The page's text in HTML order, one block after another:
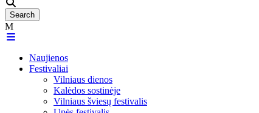
Naujienos
Festivaliai
Vilniaus dienos
Kalėdos sostinėje
Vilniaus šviesų festivalis